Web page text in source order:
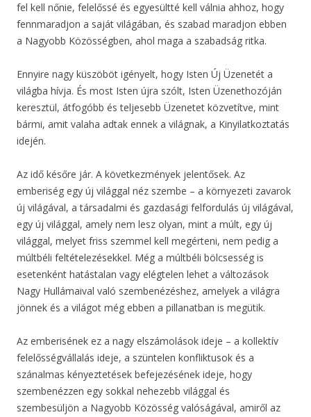
fel kell nőnie, felelőssé és egyesültté kell válnia ahhoz, hogy
fennmaradjon a saját világában, és szabad maradjon ebben
a Nagyobb Közösségben, ahol maga a szabadság ritka.
Ennyire nagy küszöböt igényelt, hogy Isten Új Üzenetét a
világba hívja. És most Isten újra szólt, Isten Üzenethozóján
keresztül, átfogóbb és teljesebb Üzenetet közvetítve, mint
bármi, amit valaha adtak ennek a világnak, a Kinyilatkoztatás
idején.
Az idő későre jár. A következmények jelentősek. Az
emberiség egy új világgal néz szembe – a környezeti zavarok
új világával, a társadalmi és gazdasági felfordulás új világával,
egy új világgal, amely nem lesz olyan, mint a múlt, egy új
világgal, melyet friss szemmel kell megérteni, nem pedig a
múltbéli feltételezésekkel. Még a múltbéli bölcsesség is
esetenként hatástalan vagy elégtelen lehet a változások
Nagy Hullámaival való szembenézéshez, amelyek a világra
jönnek és a világot még ebben a pillanatban is megütik.
Az emberisének ez a nagy elszámolások ideje – a kollektív
felelősségvállalás ideje, a szüntelen konfliktusok és a
szánalmas kényeztetések befejezésének ideje, hogy
szembenézzen egy sokkal nehezebb világgal és
szembesüljön a Nagyobb Közösség valóságával, amiről az